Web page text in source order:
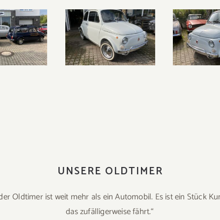
UNSERE OLDTIMER
Oldtimer ist weit mehr als ein Automobil. Es ist ein Stück
das zufälligerweise fährt.“